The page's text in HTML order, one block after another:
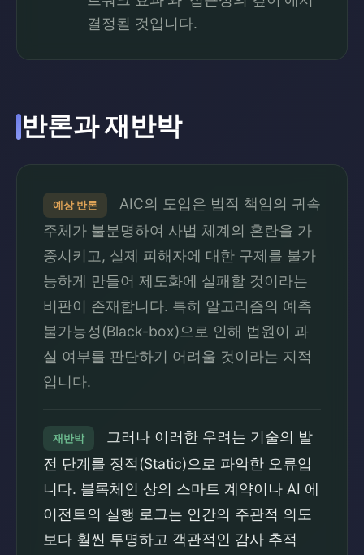
결정될 것입니다.
반론과 재반박
예상 반론
AIC의 도입은 법적 책임의 귀속
주체가 불분명하여 사법 체계의 혼란을 가
중시키고, 실제 피해자에 대한 구제를 불가
능하게 만들어 제도화에 실패할 것이라는
비판이 존재합니다. 특히 알고리즘의 예측
불가능성(Black-box)으로 인해 법원이 과
실 여부를 판단하기 어려울 것이라는 지적
입니다.
재반박
그러나 이러한 우려는 기술의 발
전 단계를 정적(Static)으로 파악한 오류입
니다. 블록체인 상의 스마트 계약이나 AI 에
이전트의 실행 로그는 인간의 주관적 의도
보다 훨씬 투명하고 객관적인 감사 추적